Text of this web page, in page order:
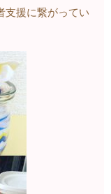
支援に繋がってい